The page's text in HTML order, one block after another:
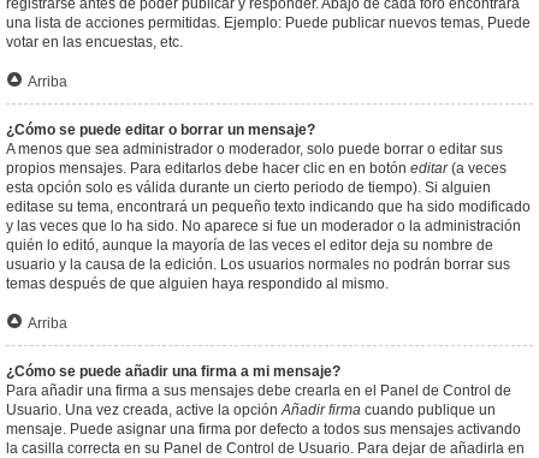
registrarse antes de poder publicar y responder. Abajo de cada foro encontrará
una lista de acciones permitidas. Ejemplo: Puede publicar nuevos temas, Puede
votar en las encuestas, etc.
Arriba
¿Cómo se puede editar o borrar un mensaje?
A menos que sea administrador o moderador, solo puede borrar o editar sus
propios mensajes. Para editarlos debe hacer clic en en botón editar(a veces
esta opción solo es válida durante un cierto periodo de tiempo). Si alguien
editase su tema, encontrará un pequeño texto indicando que ha sido modificado
y las veces que lo ha sido. No aparece si fue un moderador o la administración
quién lo editó, aunque la mayoría de las veces el editor deja su nombre de
usuario y la causa de la edición. Los usuarios normales no podrán borrar sus
temas después de que alguien haya respondido al mismo.
Arriba
¿Cómo se puede añadir una firma a mi mensaje?
Para añadir una firma a sus mensajes debe crearla en el Panel de Control de
Usuario. Una vez creada, active la opciónAñadir firma cuando publique un
mensaje. Puede asignar una firma por defecto a todos sus mensajes activando
la casilla correcta en su Panel de Control de Usuario. Para dejar de añadirla en